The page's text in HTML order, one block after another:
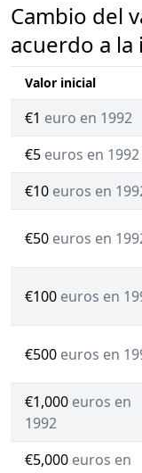
Cambio del
acuerdo a la
Valor inicial
€1 euro en 1992
€5 euros en 1992
€10 euros en
€50 euros en
€100 euros en
€500 euros en
€1,000 euros en
1992
€5,000 euros en